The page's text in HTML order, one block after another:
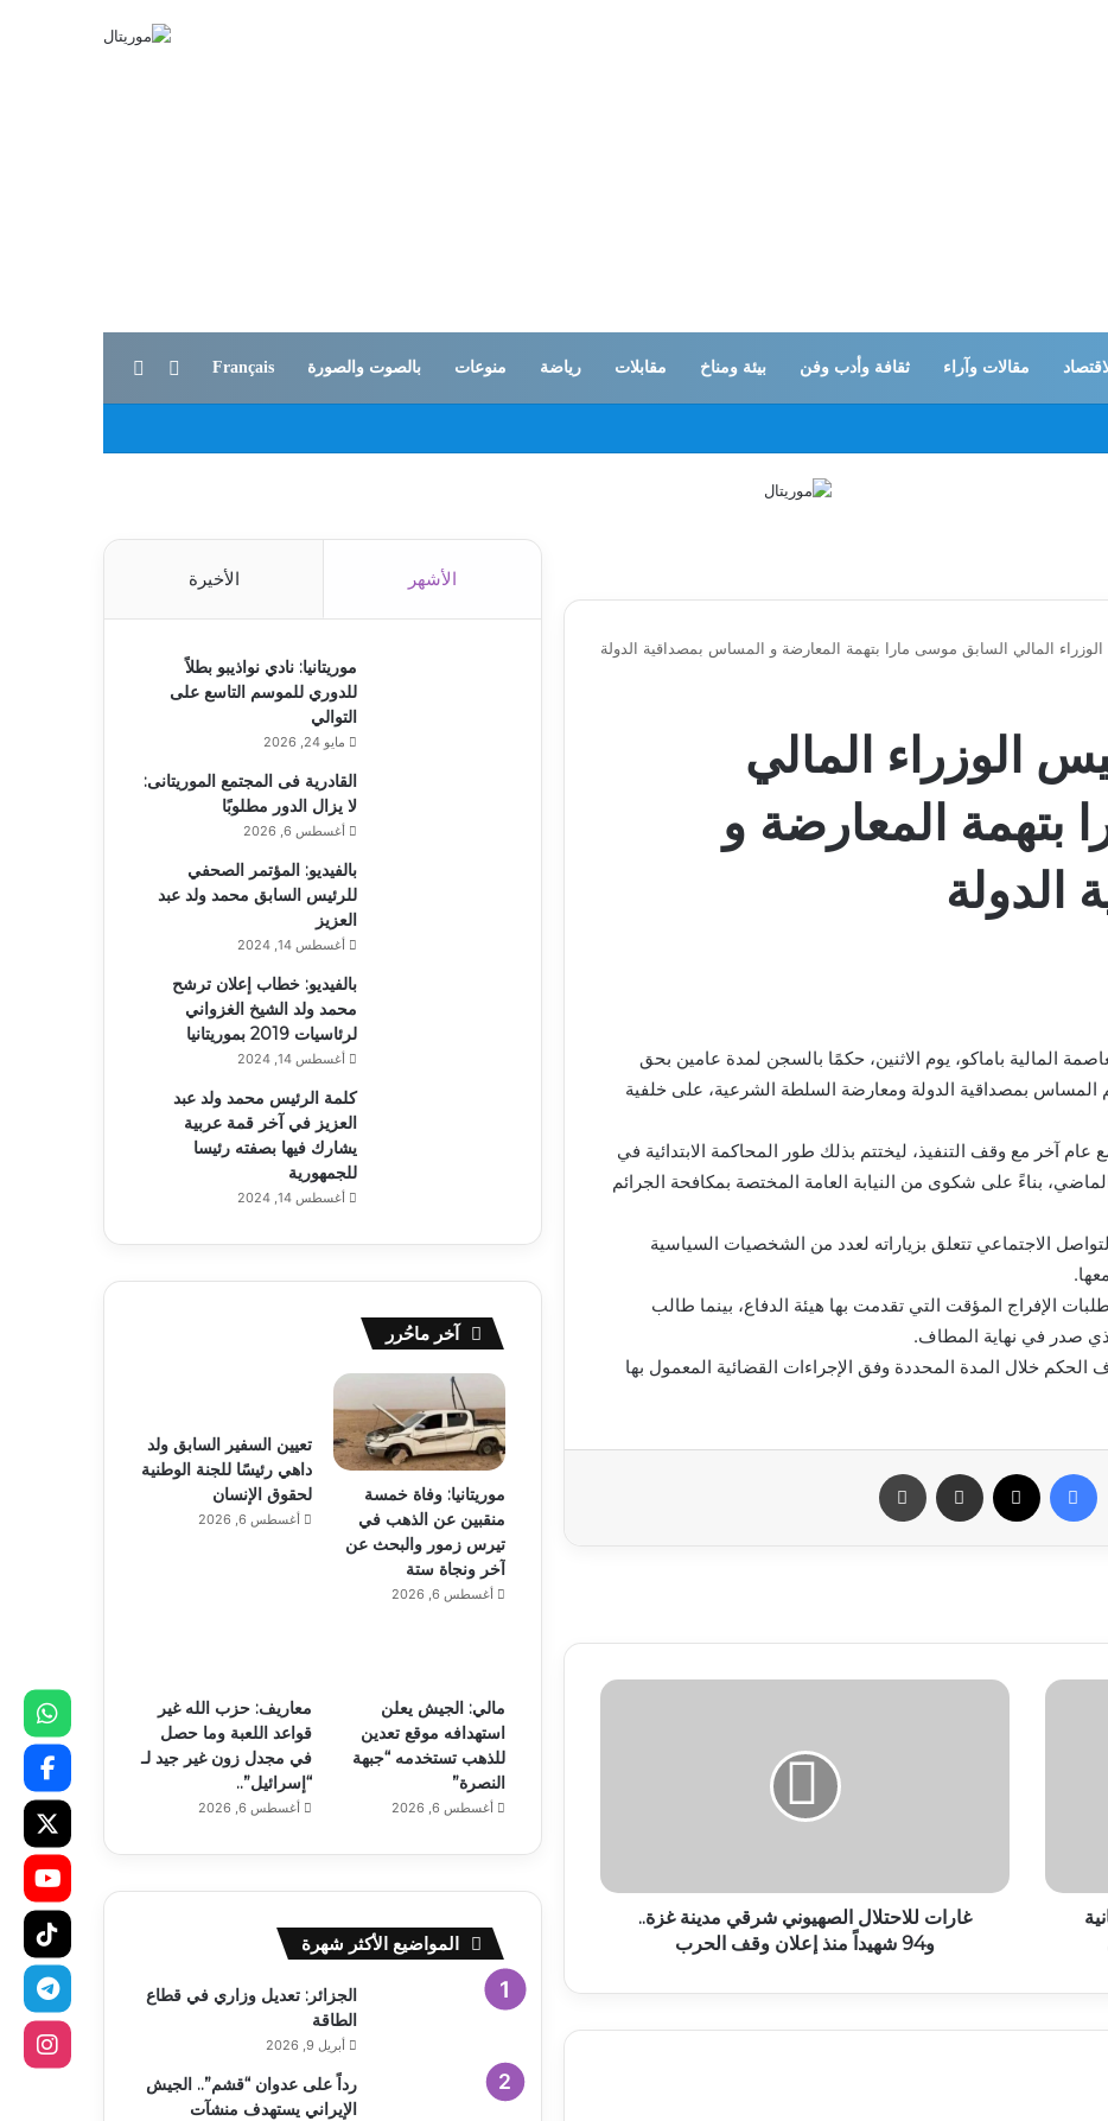
مقالات وآراء ثقافة وأدب وفن بيئة ومناخ مقابلات رياضة منوعات بالصوت والصورة Français الوضع المظلم
المالي السابق موسى مارا بتهمة المعارضة و المساس بمصداقية الدولة
الوزراء المالي
بتهمة المعارضة و
الدولة
المالية باماكو، يوم الاثنين، حكمًا بالسجن لمدة عامين بحق
المساس بمصداقية الدولة ومعارضة السلطة الشرعية، على خلفية
آخر مع وقف التنفيذ، ليختتم بذلك طور المحاكمة الابتدائية في
بناءً على شكوى من النيابة العامة المختصة بمكافحة الجرائم
الاجتماعي تتعلق بزياراته لعدد من الشخصيات السياسية
الإفراج المؤقت التي تقدمت بها هيئة الدفاع، بينما طالب
صدر في نهاية المطاف.
خلال المدة المحددة وفق الإجراءات القضائية المعمول بها
فيسبوك مشاركة عبر البريد
غارات للاحتلال الصهيوني شرقي مدينة غزة..
و94 شهيداً منذ إعلان وقف الحرب
الأشهر الأخيرة
موريتانيا: نادي نواذيبو بطلاً
للدوري للموسم التاسع على
التوالي
مايو 24, 2026
القادرية فى المجتمع الموريتانى:
لا يزال الدور مطلوبًا
أغسطس 6, 2026
بالفيديو: المؤتمر الصحفي
للرئيس السابق محمد ولد عبد
العزيز
أغسطس 14, 2024
بالفيديو: خطاب إعلان ترشح
محمد ولد الشيخ الغزواني
لرئاسيات 2019 بموريتانيا
أغسطس 14, 2024
كلمة الرئيس محمد ولد عبد
العزيز في آخر قمة عربية
يشارك فيها بصفته رئيسا
للجمهورية
أغسطس 14, 2024
آخر ماحُرر
موريتانيا: وفاة خمسة
منقبين عن الذهب في
تيرس زمور والبحث عن
آخر ونجاة ستة
أغسطس 6, 2026
تعيين السفير السابق ولد
داهي رئيسًا للجنة الوطنية
لحقوق الإنسان
أغسطس 6, 2026
مالي: الجيش يعلن
استهدافه موقع تعدين
للذهب تستخدمه “جبهة
النصرة”
أغسطس 6, 2026
معاريف: حزب الله غير
قواعد اللعبة وما حصل
في مجدل زون غير جيد لـ
“إسرائيل”..
أغسطس 6, 2026
المواضيع الأكثر شهرة
الجزائر: تعديل وزاري في قطاع
الطاقة
أبريل 9, 2026
رداً على عدوان “قشم”.. الجيش
الإيراني يستهدف منشآت